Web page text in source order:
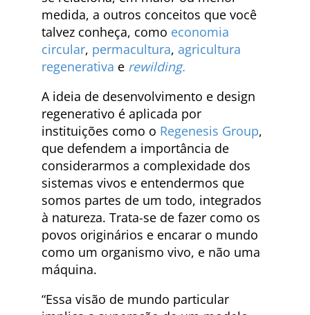
medida, a outros conceitos que você
talvez conheça, como economia
circular, permacultura, agricultura
regenerativa e rewilding.
A ideia de desenvolvimento e design
regenerativo é aplicada por
instituições como o Regenesis Group,
que defendem a importância de
considerarmos a complexidade dos
sistemas vivos e entendermos que
somos partes de um todo, integrados
à natureza. Trata-se de fazer como os
povos originários e encarar o mundo
como um organismo vivo, e não uma
máquina.
“Essa visão de mundo particular